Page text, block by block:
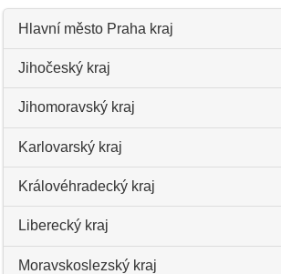
Hlavní město Praha kraj
Jihočeský kraj
Jihomoravský kraj
Karlovarský kraj
Královéhradecký kraj
Liberecký kraj
Moravskoslezský kraj